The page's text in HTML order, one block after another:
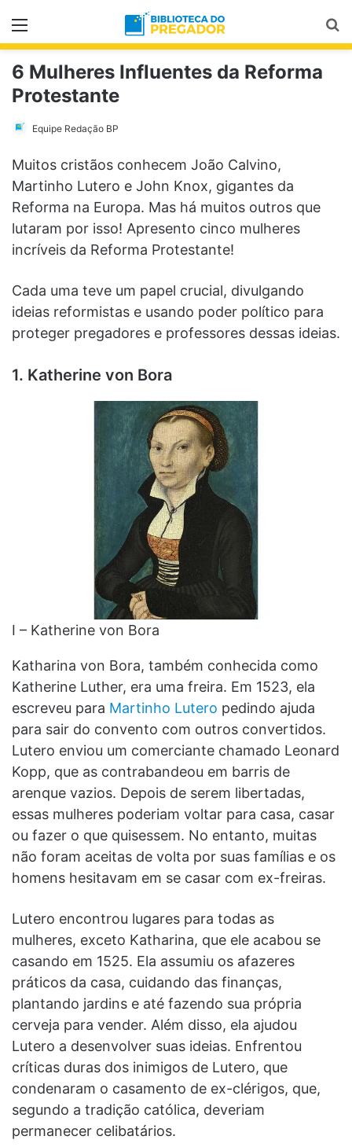
Menu
6 Mulheres Influentes da Reforma
Protestante
Equipe Redação BP
Muitos cristãos conhecem João Calvino,
Martinho Lutero e John Knox, gigantes da
Reforma na Europa. Mas há muitos outros que
lutaram por isso! Apresento cinco mulheres
incríveis da Reforma Protestante!
Cada uma teve um papel crucial, divulgando
ideias reformistas e usando poder político para
proteger pregadores e professores dessas ideias.
1. Katherine von Bora
I – Katherine von Bora
Katharina von Bora, também conhecida como
Katherine Luther, era uma freira. Em 1523, ela
escreveu para Martinho Lutero pedindo ajuda
para sair do convento com outros convertidos.
Lutero enviou um comerciante chamado Leonard
Kopp, que as contrabandeou em barris de
arenque vazios. Depois de serem libertadas,
essas mulheres poderiam voltar para casa, casar
ou fazer o que quisessem. No entanto, muitas
não foram aceitas de volta por suas famílias e os
homens hesitavam em se casar com ex-freiras.
Lutero encontrou lugares para todas as
mulheres, exceto Katharina, que ele acabou se
casando em 1525. Ela assumiu os afazeres
práticos da casa, cuidando das finanças,
plantando jardins e até fazendo sua própria
cerveja para vender. Além disso, ela ajudou
Lutero a desenvolver suas ideias. Enfrentou
críticas duras dos inimigos de Lutero, que
condenaram o casamento de ex-clérigos, que,
segundo a tradição católica, deveriam
permanecer celibatários.